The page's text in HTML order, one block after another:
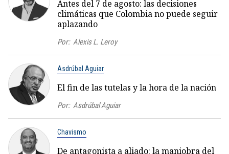
Antes del 7 de agosto: las decisiones
climáticas que Colombia no puede seguir
aplazando
Por: Alexis L. Leroy
Asdrúbal Aguiar
El fin de las tutelas y la hora de la nación
Por: Asdrúbal Aguiar
Chavismo
De antagonista a aliado: la maniobra del